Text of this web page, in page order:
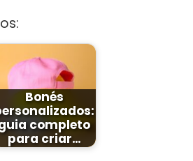
Bonés
completo
para criar…